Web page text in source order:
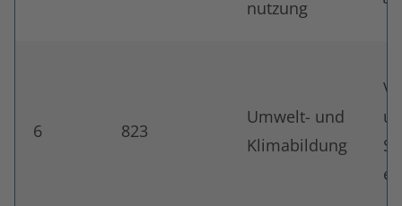
nutzung
6 823
Umwelt- und
Klimabildung